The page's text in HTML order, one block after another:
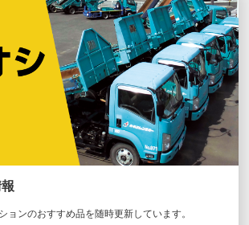
ョンのおすすめ品を随時更新しています。